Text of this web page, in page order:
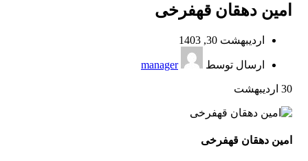
امین دهقان قهفرخی
اردیبهشت 30, 1403
ارسال توسط manager
30 اردیبهشت
امین دهقان قهفرخی